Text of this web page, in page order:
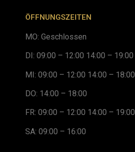
ÖFFNUNGSZEITEN
MO: Geschlossen
DI: 09:00 – 12:00 14:00 – 19:00
MI: 09:00 – 12:00 14:00 – 18:00
DO: 14:00 – 18:00
FR: 09:00 – 12:00 14:00 – 19:00
SA: 09:00 – 16:00